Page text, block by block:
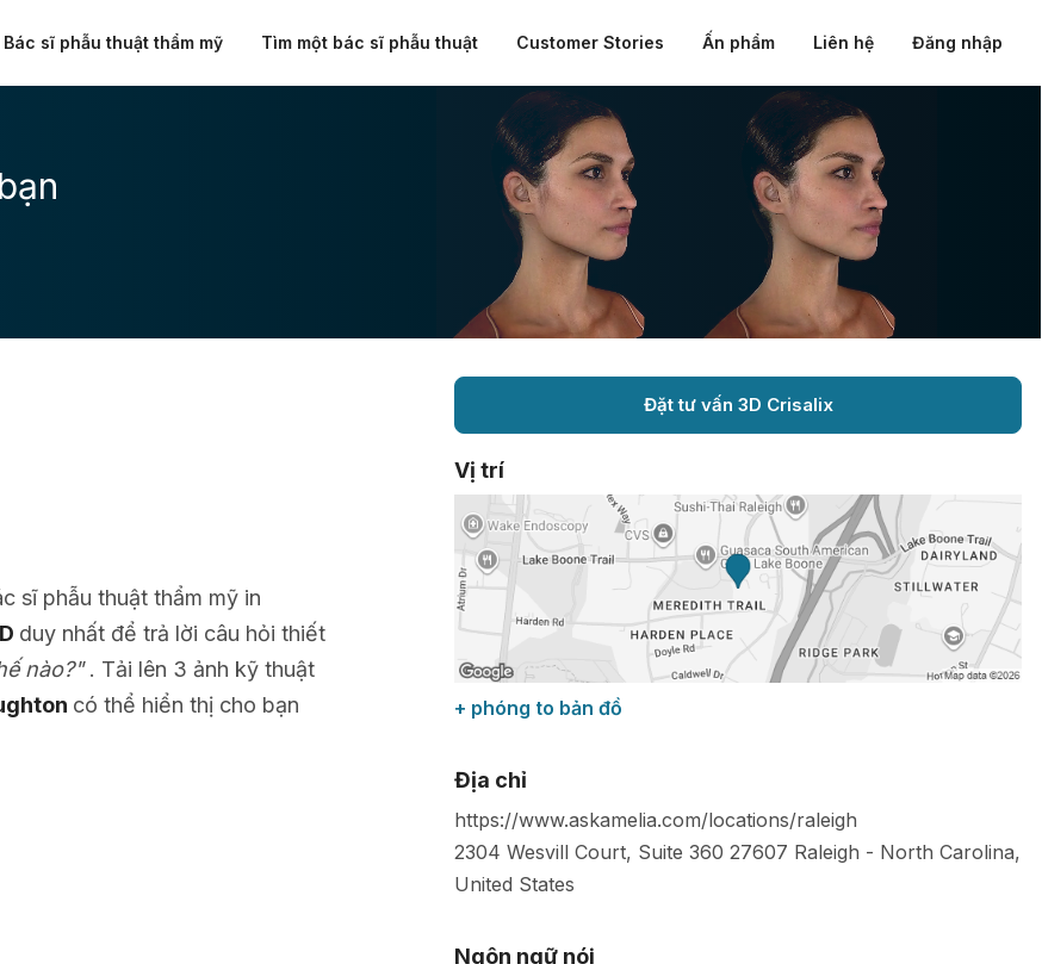
Bác sĩ phẫu thuật thẩm mỹ Tìm một bác sĩ phẫu thuật Customer Stories Ấn phẩm Liên hệ Đăng nhập
sĩ phẫu thuật thẩm mỹ in
duy nhất để trả lời câu hỏi thiết
nào?". Tải lên 3 ảnh kỹ thuật
có thể hiển thị cho bạn
Đặt tư vấn 3D Crisalix
Vị trí
+ phóng to bản đồ
Địa chỉ
https://www.askamelia.com/locations/raleigh
2304 Wesvill Court, Suite 360 27607 Raleigh - North Carolina,
United States
Ngôn ngữ nói